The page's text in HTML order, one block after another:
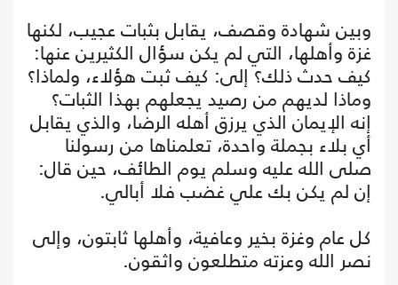
وبين شهادة وقصف، يقابل بثبات عجيب، لكنها
غزة وأهلها، التي لم يكن سؤال الكثيرين عنها:
كيف حدث ذلك؟ إلى: كيف ثبت هؤلاء، ولماذا؟
وماذا لديهم من رصيد يجعلهم بهذا الثبات؟
إنه الإيمان الذي يرزق أهله الرضا، والذي يقابل
أي بلاء بجملة واحدة، تعلمناها من رسولنا
صلى الله عليه وسلم يوم الطائف، حين قال:
إن لم يكن بك علي غضب فلا أبالي.
كل عام وغزة بخير وعافية، وأهلها ثابتون، وإلى
نصر الله وعزته متطلعون واثقون.